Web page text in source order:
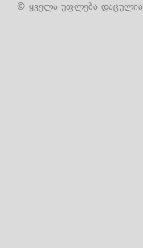
© ყველა უფლება დაცულია